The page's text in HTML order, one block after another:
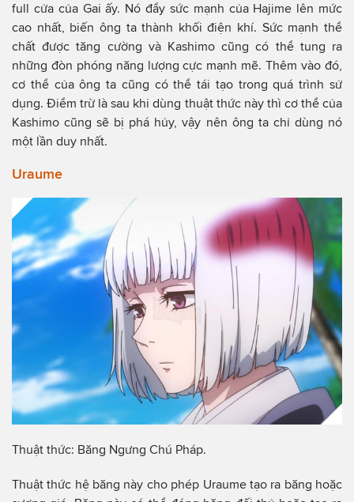
full cửa của Gai ấy. Nó đẩy sức mạnh của Hajime lên mức
cao nhất, biến ông ta thành khối điện khí. Sức mạnh thể
chất được tăng cường và Kashimo cũng có thể tung ra
những đòn phóng năng lượng cực mạnh mẽ. Thêm vào đó,
cơ thể của ông ta cũng có thể tái tạo trong quá trình sử
dụng. Điểm trừ là sau khi dùng thuật thức này thì cơ thể của
Kashimo cũng sẽ bị phá hủy, vậy nên ông ta chỉ dùng nó
một lần duy nhất.
Uraume
Thuật thức: Băng Ngưng Chú Pháp.
Thuật thức hệ băng này cho phép Uraume tạo ra băng hoặc